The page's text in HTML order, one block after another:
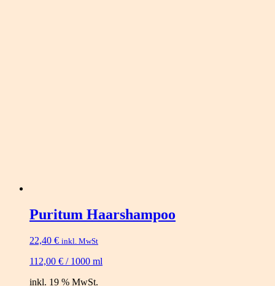
Puritum Haarshampoo
22,40 € inkl. MwSt
112,00 € / 1000 ml
inkl. 19 % MwSt.